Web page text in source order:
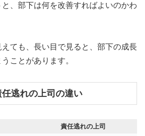
、部下は何を改善すればよいのかわ
ても、長い目で見ると、部下の成長
ことがあります。
逃れの上司の違い
責任逃れの上司